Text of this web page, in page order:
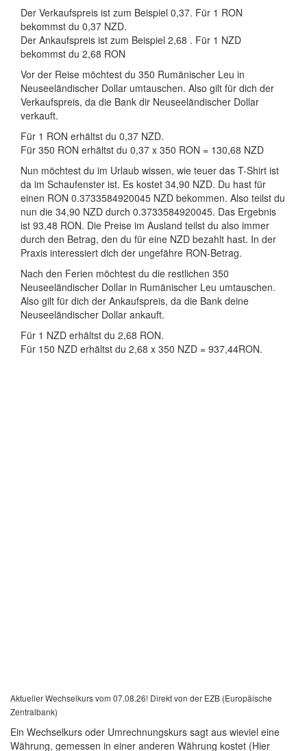
Der Verkaufspreis ist zum Beispiel 0,37. Für 1 RON
bekommst du 0,37 NZD.
Der Ankaufspreis ist zum Beispiel 2,68 . Für 1 NZD
bekommst du 2,68 RON
Vor der Reise möchtest du 350 Rumänischer Leu in
Neuseeländischer Dollar umtauschen. Also gilt für dich der
Verkaufspreis, da die Bank dir Neuseeländischer Dollar
verkauft.
Für 1 RON erhältst du 0,37 NZD.
Für 350 RON erhältst du 0,37 x 350 RON = 130,68 NZD
Nun möchtest du im Urlaub wissen, wie teuer das T-Shirt ist
da im Schaufenster ist. Es kostet 34,90 NZD. Du hast für
einen RON 0.3733584920045 NZD bekommen. Also teilst du
nun die 34,90 NZD durch 0.3733584920045. Das Ergebnis
ist 93,48 RON. Die Preise im Ausland teilst du also immer
durch den Betrag, den du für eine NZD bezahlt hast. In der
Praxis interessiert dich der ungefähre RON-Betrag.
Nach den Ferien möchtest du die restlichen 350
Neuseeländischer Dollar in Rumänischer Leu umtauschen.
Also gilt für dich der Ankaufspreis, da die Bank deine
Neuseeländischer Dollar ankauft.
Für 1 NZD erhältst du 2,68 RON.
Für 150 NZD erhältst du 2,68 x 350 NZD = 937,44RON.
Aktueller Wechselkurs vom 07.08.26! Direkt von der EZB (Europäische
Zentralbank)
Ein Wechselkurs oder Umrechnungskurs sagt aus wieviel eine
Währung, gemessen in einer anderen Währung kostet (Hier